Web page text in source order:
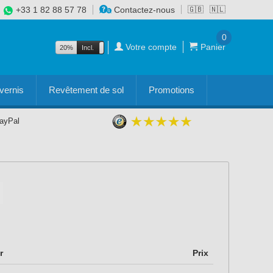
🇬🇧 🇳🇱
+33 1 82 88 57 78 Contactez-nous
20% Incl. Excl. Votre compte Panier
0
Revêtement de sol Promotions
Prix